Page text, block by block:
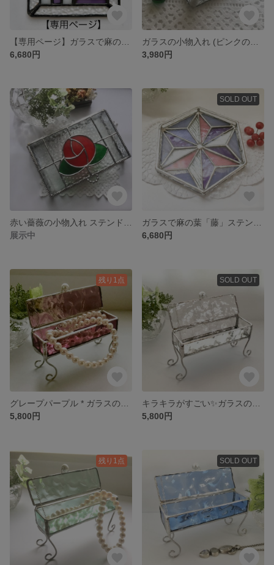
6,680円
3,980円
展示中
SOLD OUT
6,680円
残り1点
5,800円
SOLD OUT
5,800円
残り1点 SOLD OUT